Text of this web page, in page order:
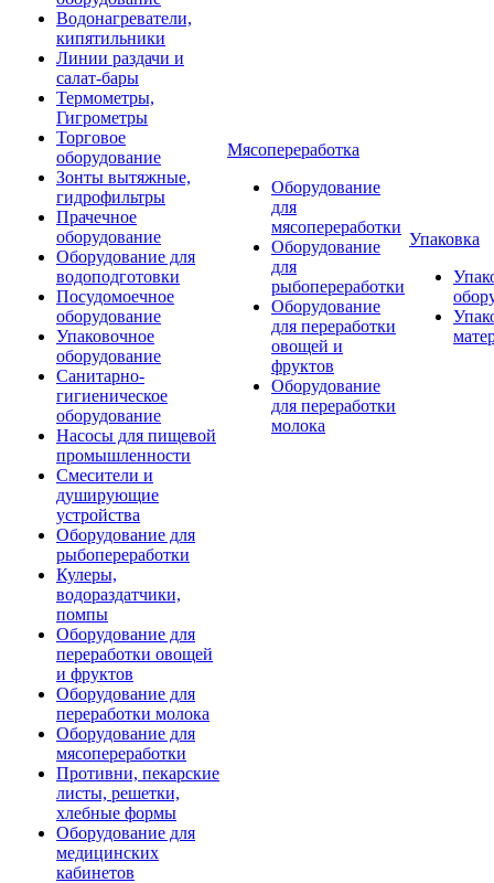
Водонагреватели,
кипятильники
Линии раздачи и
салат-бары
Термометры,
Гигрометры
Торговое
оборудование
Зонты вытяжные,
гидрофильтры
Прачечное
оборудование
Оборудование для
водоподготовки
Посудомоечное
оборудование
Упаковочное
оборудование
Санитарно-
гигиеническое
оборудование
Насосы для пищевой
промышленности
Смесители и
душирующие
устройства
Оборудование для
рыбопереработки
Кулеры,
водораздатчики,
помпы
Оборудование для
переработки овощей
и фруктов
Оборудование для
переработки молока
Оборудование для
мясопереработки
Противни, пекарские
листы, решетки,
хлебные формы
Оборудование для
медицинских
кабинетов
Мясопереработка
Оборудование
для
мясопереработки
Оборудование
для
рыбопереработки
Оборудование
для переработки
овощей и
фруктов
Оборудование
для переработки
молока
Упаковка